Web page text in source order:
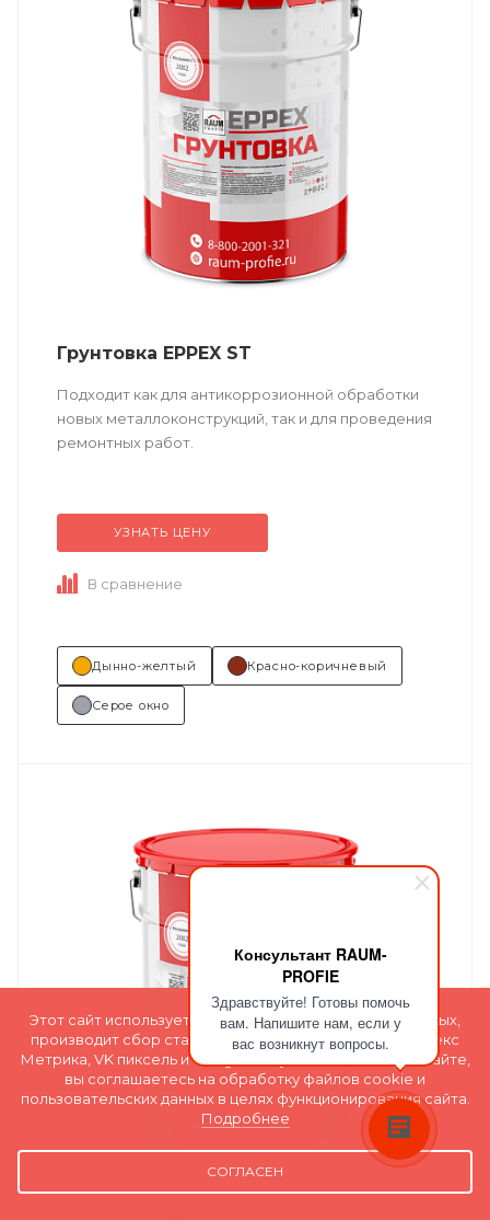
Консультант RAUM-
PROFIE
Здравствуйте! Готовы помочь
вам. Напишите нам, если у
вас возникнут вопросы.
Грунтовка EPPEX ST
Подходит как для антикоррозионной обработки
новых металлоконструкций, так и для проведения
ремонтных работ.
Техническое описаниепо ссылке
УЗНАТЬ ЦЕНУ
В сравнение
Дынно-желтый Красно-коричневый
Серое окно
Этот сайт использует файлы cookie для хранения данных,
производит сбор статистики с помощью сервиса Яндекс
Метрика, VK пиксель и Google Analytics. Оставаясь на сайте,
вы соглашаетесь на обработку файлов cookie и
пользовательских данных в целях функционирования сайта.
Подробнее
СОГЛАСЕН